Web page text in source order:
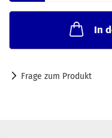
In
Frage zum Produkt